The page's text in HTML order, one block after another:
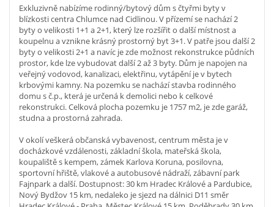
Exkluzivně nabízíme rodinný/bytový dům s čtyřmi byty v
blízkosti centra Chlumce nad Cidlinou. V přízemí se nachází 2
byty o velikosti 1+1 a 2+1, který lze rozšířit o další místnost a
koupelnu a vznikne krásný prostorný byt 3+1. V patře jsou další 2
byty o velikosti 2+1 a navíc je zde možnost rekonstrukce půdních
prostor, kde lze vybudovat další 2 až 3 byty. Dům je napojen na
veřejný vodovod, kanalizaci, elektřinu, vytápění je v bytech
krbovými kamny. Na pozemku se nachází stavba rodinného
domu s č.p., která je určená k demolici nebo k celkové
rekonstrukci. Celková plocha pozemku je 1757 m2, je zde garáž,
studna a prostorná zahrada.
V okolí veškerá občanská vybavenost, centrum města je v
docházkové vzdálenosti, základní škola, mateřská škola,
koupaliště s kempem, zámek Karlova Koruna, posilovna,
sportovní hřiště, vlakové a autobusové nádraží, zábavní park
Fajnpark a další. Dostupnost: 30 km Hradec Králové a Pardubice,
Nový Bydžov 15 km, nedaleko je sjezd na dálnici D11 směr